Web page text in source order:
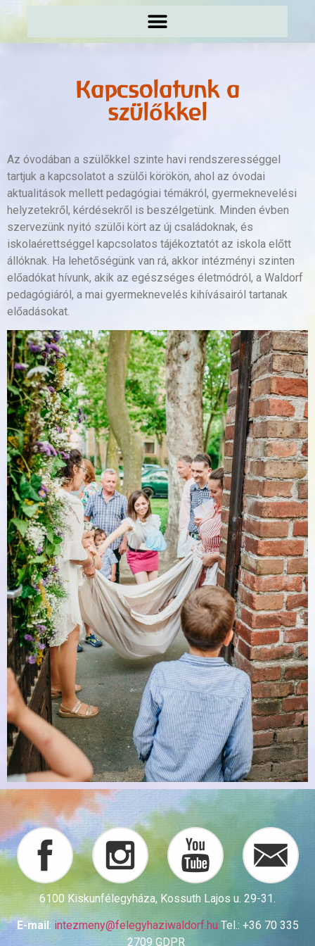
Kapcsolatunk a
szülőkkel
Az óvodában a szülőkkel szinte havi rendszerességgel
tartjuk a kapcsolatot a szülői körökön, ahol az óvodai
aktualitások mellett pedagógiai témákról, gyermeknevelési
helyzetekről, kérdésekről is beszélgetünk. Minden évben
szervezünk nyitó szülői kört az új családoknak, és
iskolaérettséggel kapcsolatos tájékoztatót az iskola előtt
állóknak. Ha lehetőségünk van rá, akkor intézményi szinten
előadókat hívunk, akik az egészséges életmódról, a Waldorf
pedagógiáról, a mai gyermeknevelés kihívásairól tartanak
előadásokat.
6100 Kiskunfélegyháza, Kossuth Lajos u. 29-31.
E-mail : intezmeny@felegyhaziwaldorf.hu Tel.: +36 70 335
2709 GDPR